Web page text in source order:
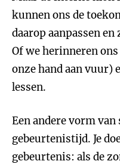
kunnen ons de
daarop aanpassen
Of we herinneren
onze hand aan vuur)
lessen.
Een andere vorm
gebeurtenistijd. Je
gebeurtenis: als de